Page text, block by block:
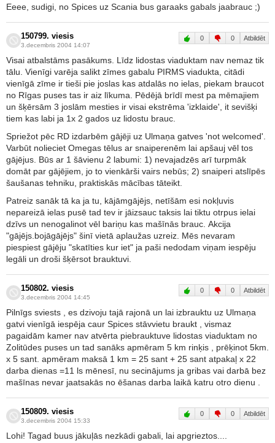
Eeee, sudigi, no Spices uz Scania bus garaaks gabals jaabrauc ;)
150799. viesis
3.decembris 2004 14:07
0 0 Atbildēt
Visai atbalstāms pasākums. Līdz lidostas viaduktam nav nemaz tik
tālu. Vienīgi varēja salikt zīmes gabalu PIRMS viadukta, citādi
vienīgā zīme ir tieši pie joslas kas atdalās no ielas, piekam braucot
no Rīgas puses tas ir aiz līkuma. Pēdējā brīdī mest pa mēmajiem
un šķērsām 3 joslām mesties ir visai ekstrēma 'izklaide', it sevišķi
tiem kas labi ja 1x 2 gados uz lidostu brauc.
Spriežot pēc RD izdarbēm gājēji uz Ulmaņa gatves 'not welcomed'.
Varbūt nolieciet Omegas tēlus ar snaiperenēm lai apšauj vēl tos
gājējus. Būs ar 1 šāvienu 2 labumi: 1) nevajadzēs arī turpmāk
domāt par gājējiem, jo to vienkārši vairs nebūs; 2) snaiperi atslīpēs
šaušanas tehniku, praktiskās mācības tāteikt.
Patreiz sanāk tā ka ja tu, kājāmgājējs, netīšām esi nokļuvis
nepareizā ielas pusē tad tev ir jāizsauc taksis lai tiktu otrpus ielai
dzīvs un nenogalinot vēl bariņu kas mašīnās brauc. Akcija
"gājējs.bojāgājējs" šinī vietā aplaužas uzreiz. Mēs nevaram
piespiest gājēju "skatīties kur iet" ja paši nedodam viņam iespēju
legāli un droši šķērsot brauktuvi.
150802. viesis
3.decembris 2004 14:45
0 0 Atbildēt
Pilnīgs sviests , es dzivoju tajā rajonā un lai izbrauktu uz Ulmaņa
gatvi vienīgā iespēja caur Spices stāvvietu braukt , vismaz
pagaidām kamer nav atvērta piebrauktuve lidostas viaduktam no
Zolitūdes puses un tad sanāks apmēram 5 km rinķis , prēķinot 5km.
x 5 sant. apmēram maksā 1 km = 25 sant + 25 sant atpakaļ x 22
darba dienas =11 ls mēnesī, nu secinājums ja gribas vai darbā bez
mašīnas nevar jaatsakās no ēšanas darba laikā katru otro dienu .
150809. viesis
3.decembris 2004 15:33
0 0 Atbildēt
Lohi! Tagad buus jākuļās nezkādi gabali, lai apgrieztos....